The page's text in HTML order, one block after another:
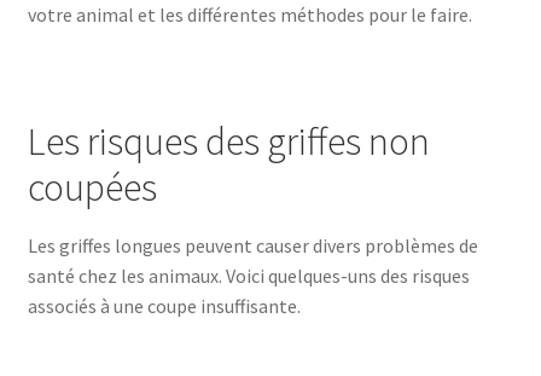
votre animal et les différentes méthodes pour le faire.
Les risques des griffes non
coupées
Les griffes longues peuvent causer divers problèmes de
santé chez les animaux. Voici quelques-uns des risques
associés à une coupe insuffisante.